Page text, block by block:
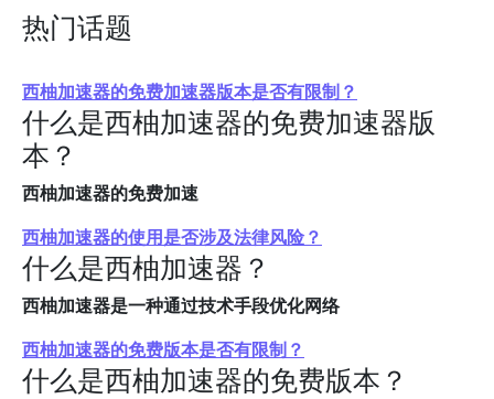
热门话题
西柚加速器的免费加速器版本是否有限制？
什么是西柚加速器的免费加速器版
本？
西柚加速器的免费加速
西柚加速器的使用是否涉及法律风险？
什么是西柚加速器？
西柚加速器是一种通过技术手段优化网络
西柚加速器的免费版本是否有限制？
什么是西柚加速器的免费版本？